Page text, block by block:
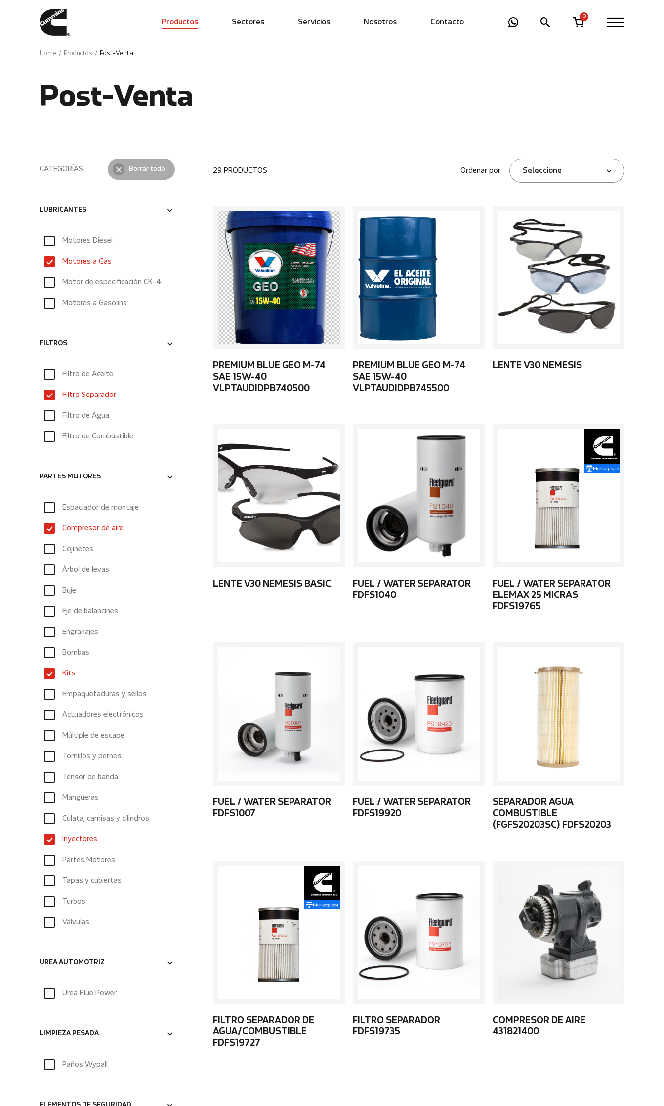
Productos Sectores Servicios Nosotros Contacto
0
Home Productos Post-Venta
Post-Venta
CATEGORÍAS Borrar todo
LUBRICANTES
Motores Diesel
Motores a Gas
Motor de especificación CK-4
Motores a Gasolina
FILTROS
Filtro de Aceite
Filtro Separador
Filtro de Agua
Filtro de Combustible
PARTES MOTORES
Espaciador de montaje
Compresor de aire
Cojinetes
Árbol de levas
Buje
Eje de balancines
Engranajes
Bombas
Kits
Empaquetaduras y sellos
Actuadores electrónicos
Múltiple de escape
Tornillos y pernos
Tensor de banda
Mangueras
Culata, camisas y cilindros
Inyectores
Partes Motores
Tapas y cubiertas
Turbos
Válvulas
UREA AUTOMOTRIZ
Urea Blue Power
LIMPIEZA PESADA
Paños Wypall
29 PRODUCTOS Ordenar por Seleccione
PREMIUM BLUE GEO M-74
SAE 15W-40
VLPTAUDIDPB740500
PREMIUM BLUE GEO M-74
SAE 15W-40
VLPTAUDIDPB745500
LENTE V30 NEMESIS
LENTE V30 NEMESIS BASIC
FUEL / WATER SEPARATOR
FDFS1040
FUEL / WATER SEPARATOR
ELEMAX 25 MICRAS
FDFS19765
FUEL / WATER SEPARATOR
FDFS1007
FUEL / WATER SEPARATOR
FDFS19920
SEPARADOR AGUA
COMBUSTIBLE
(FGFS20203SC) FDFS20203
FILTRO SEPARADOR DE
AGUA/COMBUSTIBLE
FDFS19727
FILTRO SEPARADOR
FDFS19735
COMPRESOR DE AIRE
431821400